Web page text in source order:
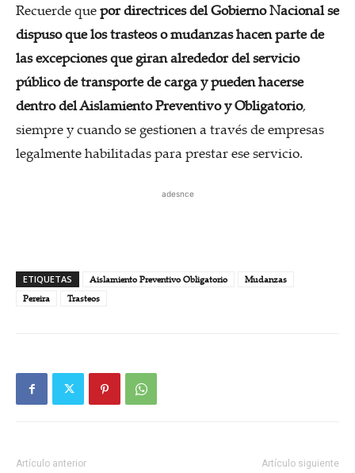
Recuerde quepor directrices del Gobierno Nacional se
dispuso que los trasteos o mudanzas hacen parte de
las excepciones que giran alrededor del servicio
público de transporte de carga y pueden hacerse
dentro del Aislamiento Preventivo y Obligatorio,
siempre y cuando se gestionen a través de empresas
legalmente habilitadas para prestar ese servicio.
adesnce
ETIQUETAS Aislamiento Preventivo Obligatorio
Mudanzas
Pereira
Trasteos
Artículo anterior Artículo siguiente